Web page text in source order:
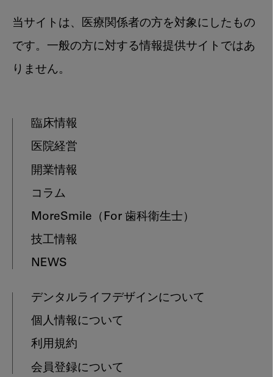
当サイトは、医療関係者の方を対象にしたもの
です。一般の方に対する情報提供サイトではあ
りません。
臨床情報
医院経営
開業情報
コラム
MoreSmile （For 歯科衛生士）
技工情報
NEWS
デンタルライフデザインについて
個人情報について
利用規約
会員登録について